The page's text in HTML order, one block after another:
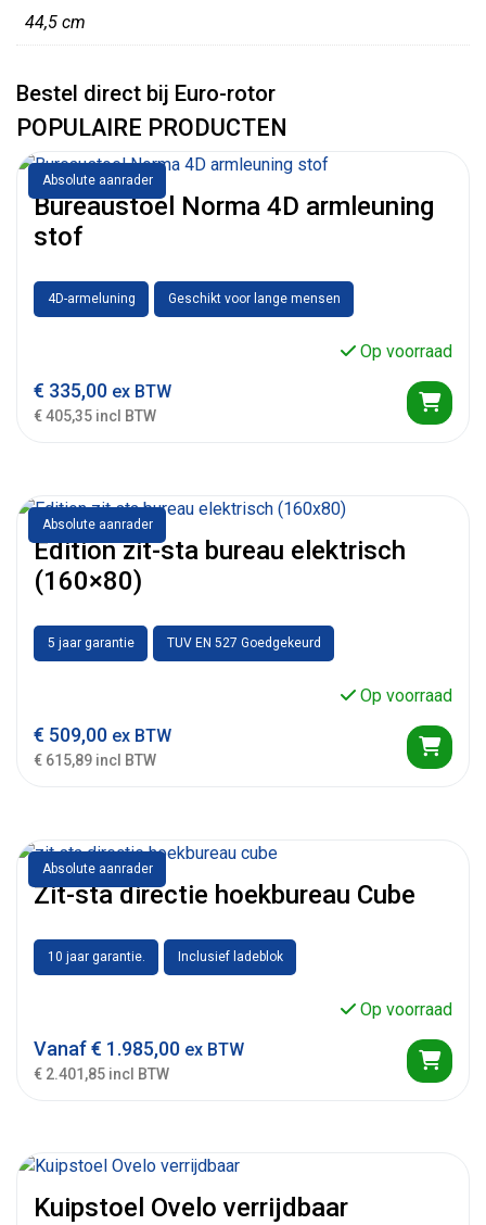
44,5 cm
Bestel direct bij Euro-rotor
POPULAIRE PRODUCTEN
Absolute aanrader
Bureaustoel Norma 4D armleuning
stof
4D-armeluning Geschikt voor lange mensen
Op voorraad
€ 335,00 ex BTW
€ 405,35 incl BTW
Absolute aanrader
Edition zit-sta bureau elektrisch
(160×80)
5 jaar garantie TUV EN 527 Goedgekeurd
Op voorraad
€ 509,00 ex BTW
€ 615,89 incl BTW
Absolute aanrader
Zit-sta directie hoekbureau Cube
10 jaar garantie. Inclusief ladeblok
Op voorraad
Vanaf€ 1.985,00 ex BTW
€ 2.401,85 incl BTW
Kuipstoel Ovelo verrijdbaar